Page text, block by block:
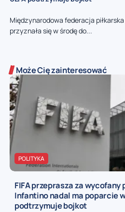
Międzynarodowa federacja piłkarska
przyznała się w środę do...
Może Cię zainteresować
POLITYKA
FIFA przeprasza za
Infantino nadal ma poparcie
podtrzymuje bojkot